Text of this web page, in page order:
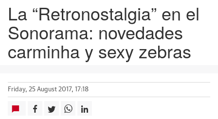
La “Retronostalgia” en el
Sonorama: novedades
carminha y sexy zebras
Friday, 25 August 2017, 17:18